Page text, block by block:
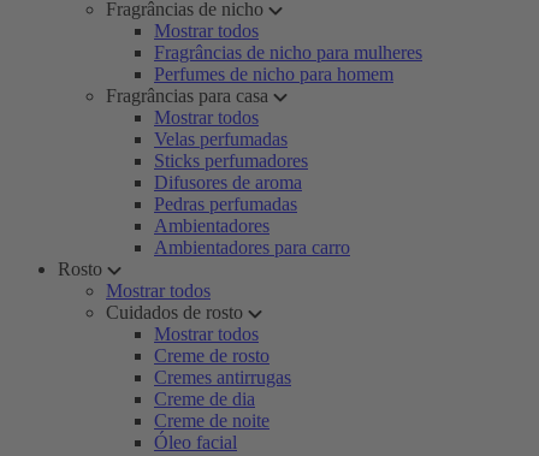
Fragrâncias de nicho
Mostrar todos
Fragrâncias de nicho para mulheres
Perfumes de nicho para homem
Fragrâncias para casa
Mostrar todos
Velas perfumadas
Sticks perfumadores
Difusores de aroma
Pedras perfumadas
Ambientadores
Ambientadores para carro
Rosto
Mostrar todos
Cuidados de rosto
Mostrar todos
Creme de rosto
Cremes antirrugas
Creme de dia
Creme de noite
Óleo facial